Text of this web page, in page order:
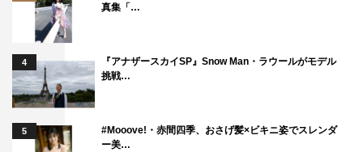
「俳優さんは、まとってる空気が違うとあらためて感じま
した。こんな私をサポートし支えてくださって、本当に救
われました」
テレビ制作のドラマ初出演になります。
真集「…
4
『アナザースカイSP』Snow Man・ラウールがモデル
挑戦…
5
#Mooove!・赤間四季、おさげ髪×ビキニ姿でスレンダ
ー美…